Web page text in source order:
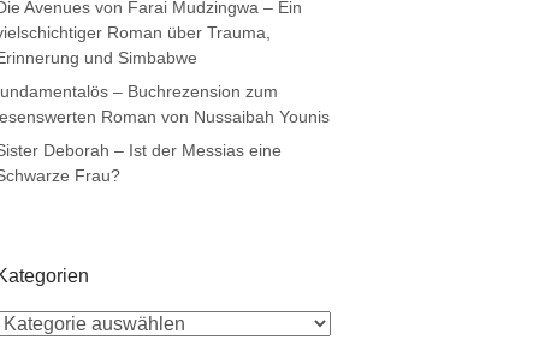
Avenues von Farai Mudzingwa – Ein
Roman über Trauma,
und Simbabwe
– Buchrezension zum
Roman von Nussaibah Younis
Deborah – Ist der Messias eine
Frau?